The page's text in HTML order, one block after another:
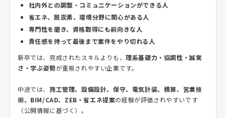
社内外との調整・コミュニケーションができる人
省エネ、脱炭素、環境分野に関心がある人
専門性を磨き、資格取得にも前向きな人
責任感を持って最後まで案件をやり切れる人
新卒では、完成されたスキルよりも、理系基礎力・協調性・誠実
さ・学ぶ姿勢が重視されやすい企業です。
中途では、 施工管理、設備設計、保守、電気計装、積算、営業技
術、BIM/CAD、ZEB・省エネ提案の経験が評価されやすいです
（公開情報に基づく）。